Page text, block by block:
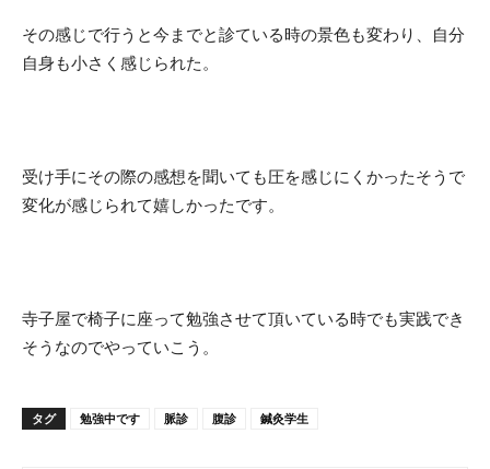
その感じで行うと今までと診ている時の景色も変わり、自分
自身も小さく感じられた。
受け手にその際の感想を聞いても圧を感じにくかったそうで
変化が感じられて嬉しかったです。
寺子屋で椅子に座って勉強させて頂いている時でも実践でき
そうなのでやっていこう。
タグ 勉強中です 脈診 腹診 鍼灸学生